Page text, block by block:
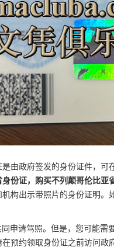
由政府签发的身份证件，可
份证，购买不列颠哥伦比亚
构出示带照片的身份证明。
申请驾照。但是，您可能需
预约领取身份证之前访问政